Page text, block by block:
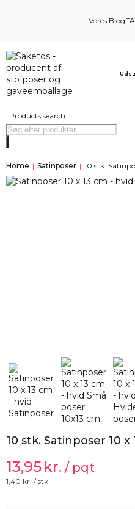
Vores Blog
Products search
Home | Satinposer | 10 stk.
10 stk. Satinposer 10 x
13,95kr. / pqt
1,40 kr. / stk.